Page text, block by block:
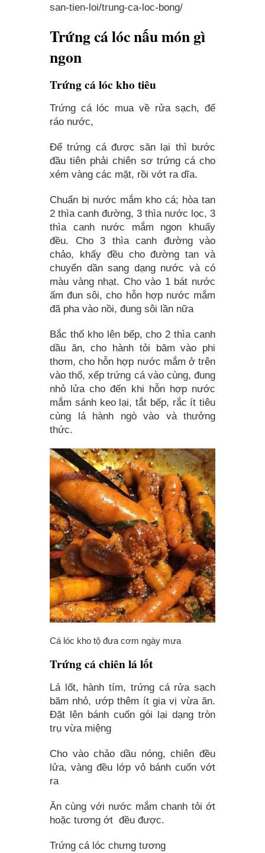
san-tien-loi/trung-ca-loc-bong/
Trứng cá lóc nấu món gì
ngon
Trứng cá lóc kho tiêu
Trứng cá lóc mua về rửa sạch, để
ráo nước,
Để trứng cá được săn lại thì bước
đầu tiên phải chiên sơ trứng cá cho
xém vàng các mặt, rồi vớt ra dĩa.
Chuẩn bị nước mắm kho cá; hòa tan
2 thìa canh đường, 3 thìa nước lọc, 3
thìa canh nước mắm ngon khuấy
đều. Cho 3 thìa canh đường vào
chảo, khấy đều cho đường tan và
chuyển dần sang dạng nước và có
màu vàng nhạt. Cho vào 1 bát nước
ấm đun sôi, cho hỗn hợp nước mắm
đã pha vào nồi, đung sôi lần nữa
Bắc thố kho lên bếp, cho 2 thìa canh
dầu ăn, cho hành tỏi băm vào phi
thơm, cho hỗn hợp nước mắm ở trên
vào thố, xếp trứng cá vào cùng, đung
nhỏ lửa cho đến khi hỗn hợp nước
mắm sánh keo lại, tắt bếp, rắc ít tiêu
cùng lá hành ngò vào và thưởng
thức.
Cá lóc kho tộ đưa cơm ngày mưa
Trứng cá chiên lá lốt
Lá lốt, hành tím, trứng cá rửa sạch
băm nhỏ, ướp thêm ít gia vị vừa ăn.
Đặt lên bánh cuốn gói lại dạng tròn
trụ vừa miệng
Cho vào chảo dầu nóng, chiên đều
lửa, vàng đều lớp vỏ bánh cuốn vớt
ra
Ăn cùng với nước mắm chanh tỏi ớt
hoặc tương ớt đều được.
Trứng cá lóc chưng tương